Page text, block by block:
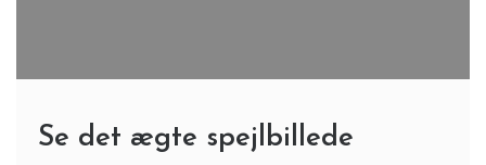
Se det ægte spejlbillede